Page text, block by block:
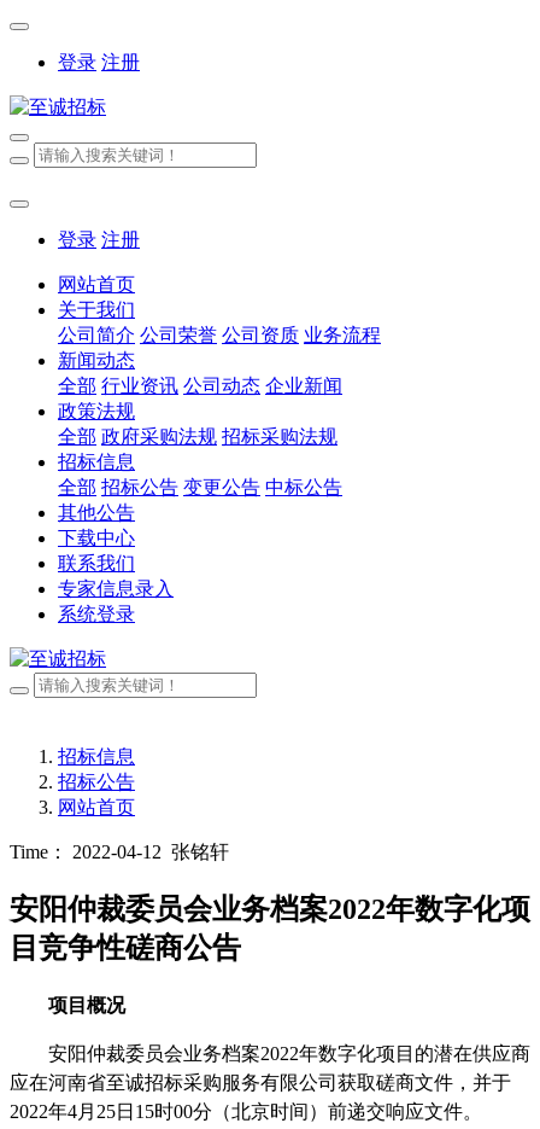
登录 注册
登录 注册
网站首页
关于我们
公司简介 公司荣誉 公司资质 业务流程
新闻动态
全部 行业资讯 公司动态 企业新闻
政策法规
全部 政府采购法规 招标采购法规
招标信息
全部 招标公告 变更公告 中标公告
其他公告
下载中心
联系我们
专家信息录入
系统登录
招标信息
招标公告
网站首页
Time： 2022-04-12 张铭轩
安阳仲裁委员会业务档案2022年数字化项
目竞争性磋商公告
项目概况
安阳仲裁委员会业务档案2022年数字化项目 的潜在供应商
应在河南省至诚招标采购服务有限公司 获取磋商文件 ，并于
2022年4月 25日 15时00分（北京时间）前递交响应文件。